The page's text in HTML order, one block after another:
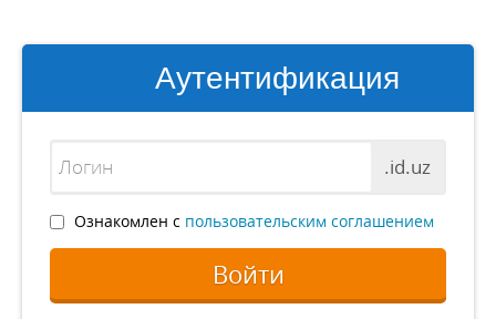
Аутентификация
.id.uz
Ознакомлен с пользовательским соглашением
Войти